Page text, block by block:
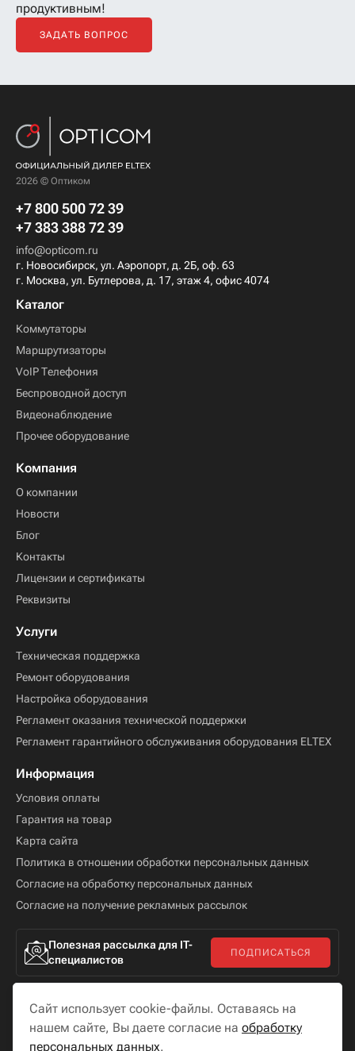
продуктивным!
ЗАДАТЬ ВОПРОС
2026 © Оптиком
+7 800 500 72 39
+7 383 388 72 39
info@opticom.ru
г. Новосибирск, ул. Аэропорт, д. 2Б, оф. 63
г. Москва, ул. Бутлерова, д. 17, этаж 4, офис 4074
Каталог
Коммутаторы
Маршрутизаторы
VoIP Телефония
Беспроводной доступ
Видеонаблюдение
Прочее оборудование
Компания
О компании
Новости
Блог
Контакты
Лицензии и сертификаты
Реквизиты
Услуги
Техническая поддержка
Ремонт оборудования
Настройка оборудования
Регламент оказания технической поддержки
Регламент гарантийного обслуживания оборудования ELTEX
Информация
Условия оплаты
Гарантия на товар
Карта сайта
Политика в отношении обработки персональных данных
Согласие на обработку персональных данных
Согласие на получение рекламных рассылок
Полезная рассылка для IT-
специалистов
ПОДПИСАТЬСЯ
Сайт использует cookie-файлы. Оставаясь на
нашем сайте, Вы даете согласие на обработку
персональных данных.